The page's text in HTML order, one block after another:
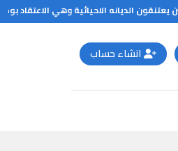
الديانه الاحيائية وهي الاعتقاد
انشاء حساب